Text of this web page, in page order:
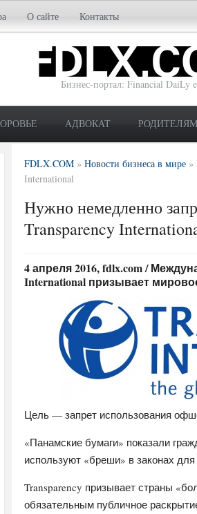
О сайте Контакты
Бизнес-портал: Financial DaiLy
АДВОКАТ РОДИТЕЛЯМ
FDLX.COM » Новости бизнеса в мире »
International
Нужно немедленно
Transparency
4 апреля 2016, fdlx.com /
International призывает
Цель — запрет использования
«Панамские бумаги» показали
используют «бреши» в законах
Transparency призывает страны
обязательным публичное